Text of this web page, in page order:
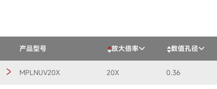
产品型号 放大倍率 数值孔径
MPLNUV20X 20X 0.36